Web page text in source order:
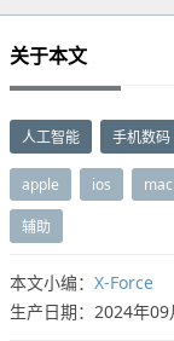
关于本文
人工智能 手机数码
apple ios mac
辅助
本文小编： X-Force
生产日期：2024年